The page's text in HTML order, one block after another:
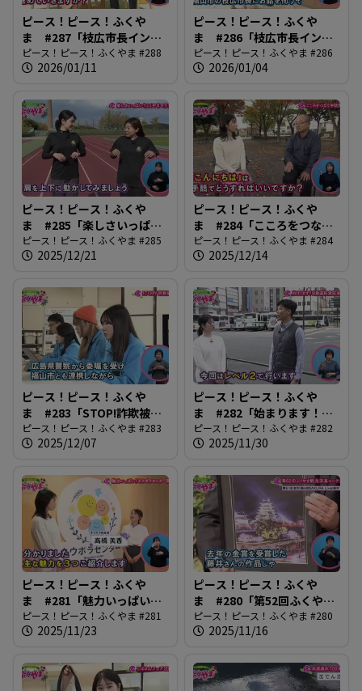
ピース！ピース！ふくや
ま #287「枝広市長インタ
ビュー後編」
ピース！ピース！ふくやま #288
2026/01/11
ピース！ピース！ふくや
ま #286「枝広市長インタ
ビュー前編」
ピース！ピース！ふくやま #286
2026/01/04
ピース！ピース！ふくや
ま #285「楽しさいっぱ
い！ふくやまマラソン」
ピース！ピース！ふくやま #285
2025/12/21
ピース！ピース！ふくや
ま #284「こころをつなぐ
手話言語」
ピース！ピース！ふくやま #284
2025/12/14
ピース！ピース！ふくや
ま #283「STOP!詐欺被
害」
ピース！ピース！ふくやま #283
2025/12/07
ピース！ピース！ふくや
ま #282「始まります！自
動運転実証実験」
ピース！ピース！ふくやま #282
2025/11/30
ピース！ピース！ふくや
ま #281「魅力いっぱい！
ネウボラセンター開設」
ピース！ピース！ふくやま #281
2025/11/23
ピース！ピース！ふくや
ま #280「第52回ふくやま
観光写真コンテスト」
ピース！ピース！ふくやま #280
2025/11/16